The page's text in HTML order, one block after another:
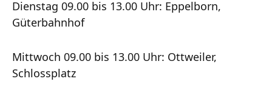
Dienstag 09.00 bis 13.00 Uhr: Eppelborn,
Güterbahnhof
Mittwoch 09.00 bis 13.00 Uhr: Ottweiler,
Schlossplatz